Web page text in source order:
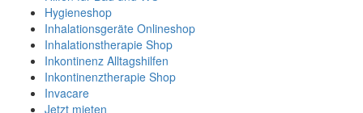
Hygieneshop
Inhalationsgeräte Onlineshop
Inhalationstherapie Shop
Inkontinenz Alltagshilfen
Inkontinenztherapie Shop
Invacare
Jetzt mieten